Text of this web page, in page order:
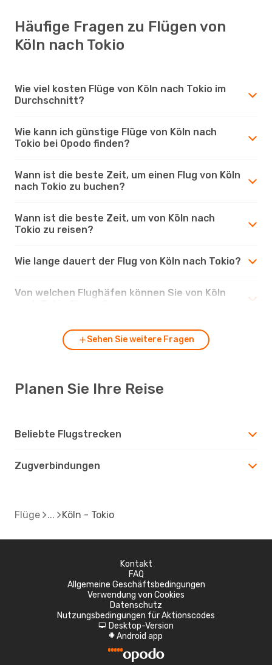
Häufige Fragen zu Flügen von
Köln nach Tokio
Wie viel kosten Flüge von Köln nach Tokio im
Durchschnitt?
Wie kann ich günstige Flüge von Köln nach
Tokio bei Opodo finden?
Wann ist die beste Zeit, um einen Flug von Köln
nach Tokio zu buchen?
Wann ist die beste Zeit, um von Köln nach
Tokio zu reisen?
Wie lange dauert der Flug von Köln nach Tokio?
Von welchen Flughäfen können Sie von Köln
Sehen Sie weitere Fragen
Planen Sie Ihre Reise
Beliebte Flugstrecken
Zugverbindungen
Flüge Köln - Tokio
Kontakt
FAQ
Allgemeine Geschäftsbedingungen
Verwendung von Cookies
Datenschutz
Nutzungsbedingungen für Aktionscodes
d Desktop-Version
A Android app